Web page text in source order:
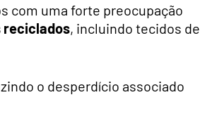
com uma forte preocupação
, incluindo tecidos de
o desperdício associado